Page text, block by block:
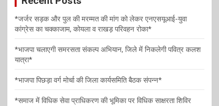
*जर्जर सड़क और पुल की मरम्मत की मांग को लेकर एनएसयूआई-युवा
कांग्रेस का चक्काजाम, कोयला व राखड़ परिवहन रोका*
*भाजपा चलाएगी समरसता संकल्प अभियान, जिले में निकलेगी पवित्र कलश
यात्रा*
*भाजपा पिछड़ा वर्ग मोर्चा की जिला कार्यसमिति बैठक संपन्न*
*समाज में विधिक सेवा प्राधिकरण की भूमिका पर विधिक साक्षरता शिविर